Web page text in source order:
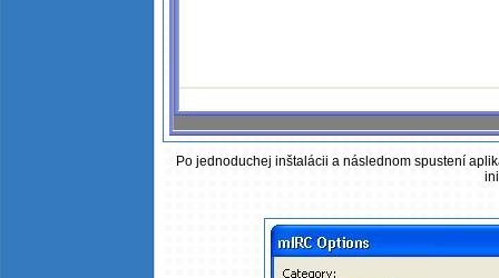
Po jednoduchej inštalácii a následnom spustení